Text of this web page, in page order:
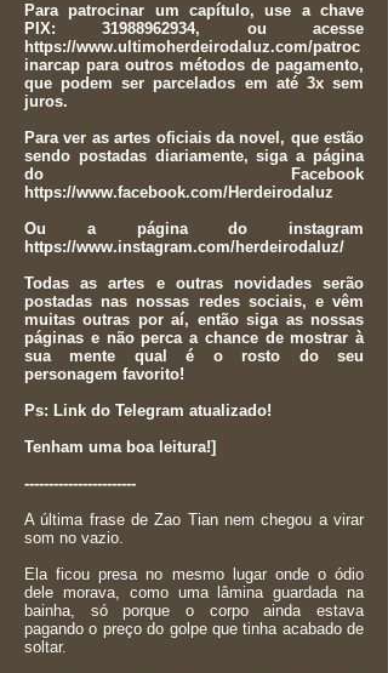
Para patrocinar um capítulo, use a chave
PIX:31988962934, ou acesse
https://www.ultimoherdeirodaluz.com/patroc
inarcap para outros métodos de pagamento,
que podem ser parcelados em até 3x sem
juros.
Para ver as artes oficiais da novel, que estão
sendo postadas diariamente, siga a página
do Facebook
https://www.facebook.com/Herdeirodaluz
Ou a página do instagram
https://www.instagram.com/herdeirodaluz/
Todas as artes e outras novidades serão
postadas nas nossas redes sociais, e vêm
muitas outras por aí, então siga as nossas
páginas e não perca a chance de mostrar à
sua mente qual é o rosto do seu
personagem favorito!
Ps: Link do Telegram atualizado!
Tenham uma boa leitura!]
-----------------------
A última frase de Zao Tian nem chegou a virar
som no vazio.
Ela ficou presa no mesmo lugar onde o ódio
dele morava, como uma lâmina guardada na
bainha, só porque o corpo ainda estava
pagando o preço do golpe que tinha acabado de
soltar.